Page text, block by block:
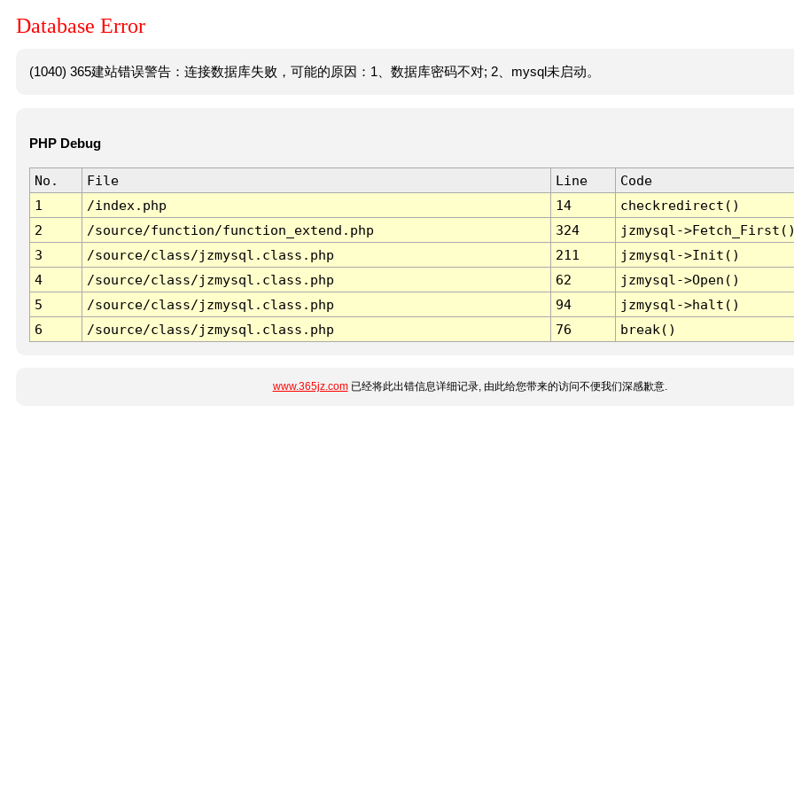
Database Error
(1040) 365建站错误警告：连接数据库失败，可能的原因：1、数据库密码不对; 2、mysql未启动。
PHP Debug
No. File Line
Code
1
/index.php 14
checkredirect()
2
/source/function/function_extend.php 324
jzmysql-
3
/source/class/jzmysql.class.php 211
jzmysql->Init()
4
/source/class/jzmysql.class.php 62
jzmysql->Open()
5
/source/class/jzmysql.class.php 94
jzmysql->halt()
6
/source/class/jzmysql.class.php 76 break()
www.365jz.com已经将此出错信息详细记录, 由此给您带来的访问不便我们深感歉意.